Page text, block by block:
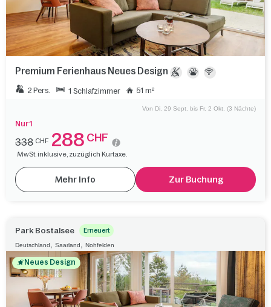
Premium Ferienhaus Neues Design
2 Pers. 1 Schlafzimmer 51 m²
Nur 1
Von Di. 29 Sept. bis Fr. 2 Okt. (3 Nächte)
338 CHF 288 CHF
MwSt. inklusive, zuzüglich Kurtaxe.
Mehr Info Zur Buchung
Park Bostalsee Erneuert
Deutschland Saarland Nohfelden
Neues Design